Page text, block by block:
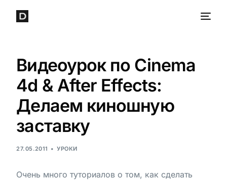
Видеоурок по Cinema
4d & After Effects:
Делаем киношную
заставку
27.05.2011 УРОКИ
Очень много туториалов о том, как сделать